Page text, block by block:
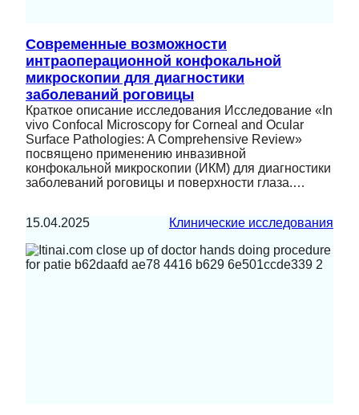
Современные возможности
интраоперационной конфокальной
микроскопии для диагностики
заболеваний роговицы
Краткое описание исследования Исследование «In
vivo Confocal Microscopy for Corneal and Ocular
Surface Pathologies: A Comprehensive Review»
посвящено применению инвазивной
конфокальной микроскопии (ИКМ) для диагностики
заболеваний роговицы и поверхности глаза.…
15.04.2025 Клинические исследования